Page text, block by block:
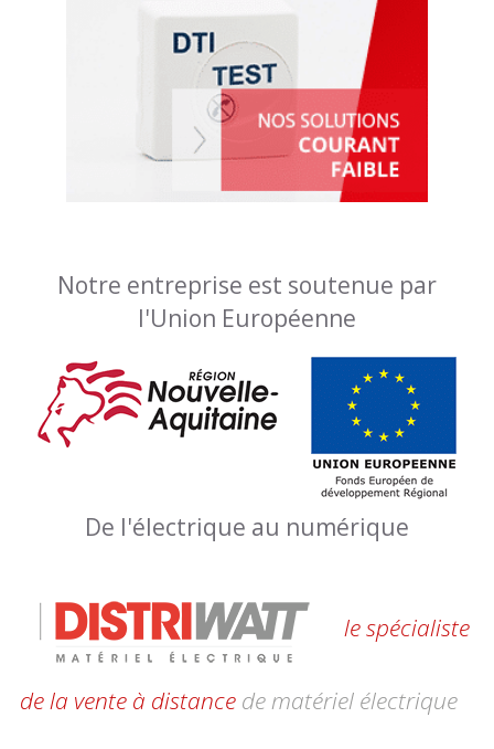
Notre entreprise est soutenue par
l'Union Européenne
De l'électrique au numérique
le spécialiste
de la vente à distance de matériel électrique